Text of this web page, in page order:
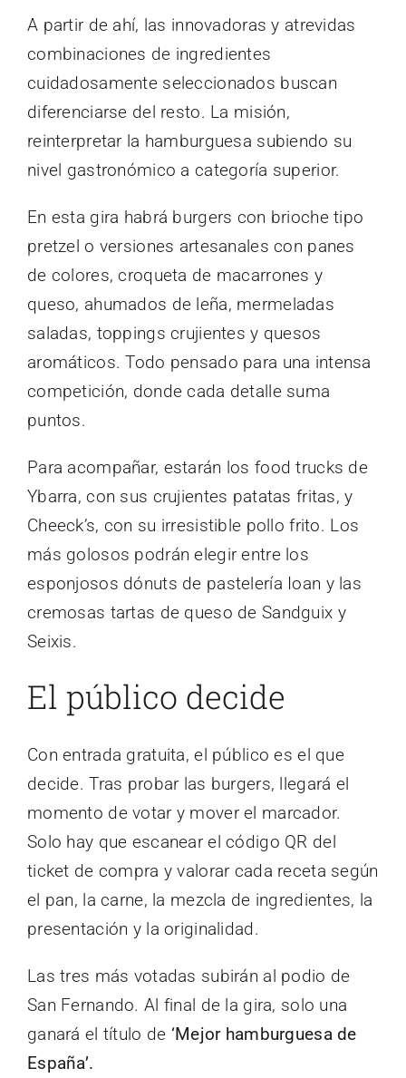
A partir de ahí, las innovadoras y atrevidas
combinaciones de ingredientes
cuidadosamente seleccionados buscan
diferenciarse del resto. La misión,
reinterpretar la hamburguesa subiendo su
nivel gastronómico a categoría superior.
En esta gira habrá burgers con brioche tipo
pretzel o versiones artesanales con panes
de colores, croqueta de macarrones y
queso, ahumados de leña, mermeladas
saladas, toppings crujientes y quesos
aromáticos. Todo pensado para una intensa
competición, donde cada detalle suma
puntos.
Para acompañar, estarán los food trucks de
Ybarra, con sus crujientes patatas fritas, y
Cheeck’s, con su irresistible pollo frito. Los
más golosos podrán elegir entre los
esponjosos dónuts de pastelería Ioan y las
cremosas tartas de queso de Sandguix y
Seixis.
El público decide
Con entrada gratuita, el público es el que
decide. Tras probar las burgers, llegará el
momento de votar y mover el marcador.
Solo hay que escanear el código QR del
ticket de compra y valorar cada receta según
el pan, la carne, la mezcla de ingredientes, la
presentación y la originalidad.
Las tres más votadas subirán al podio de
San Fernando. Al final de la gira, solo una
ganará el título de ‘Mejor hamburguesa de
España’.